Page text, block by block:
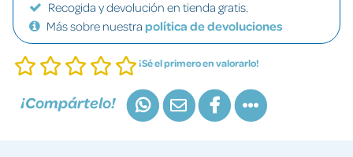
Recogida y devolución en tienda gratis.
Más sobre nuestra política de devoluciones
¡Sé el primero en valorarlo!
¡Compártelo!